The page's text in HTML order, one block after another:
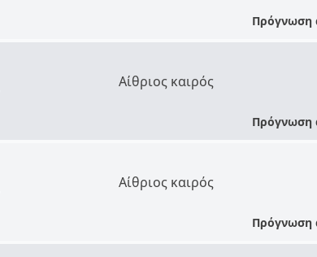
Πρόγνωση
Αίθριος καιρός
Πρόγνωση
Αίθριος καιρός
Πρόγνωση